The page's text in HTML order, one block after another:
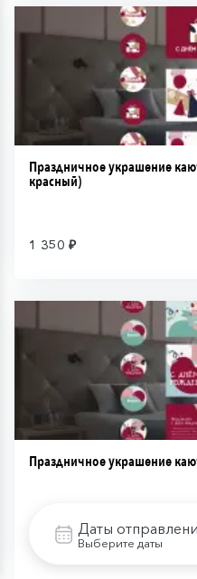
Даты
Выберите даты
Праздничное украшение
красный)
1 350 ₽
Праздничное украшение
1 350 ₽